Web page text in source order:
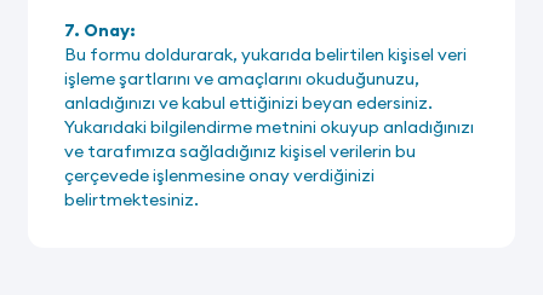
7. Onay:
Bu formu doldurarak, yukarıda belirtilen kişisel veri
işleme şartlarını ve amaçlarını okuduğunuzu,
anladığınızı ve kabul ettiğinizi beyan edersiniz.
Yukarıdaki bilgilendirme metnini okuyup anladığınızı
ve tarafımıza sağladığınız kişisel verilerin bu
çerçevede işlenmesine onay verdiğinizi
belirtmektesiniz.